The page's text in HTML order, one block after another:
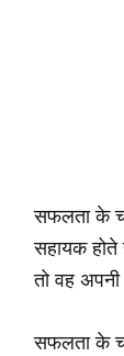
सफलता के
सहायक होते
तो वह
सफलता के